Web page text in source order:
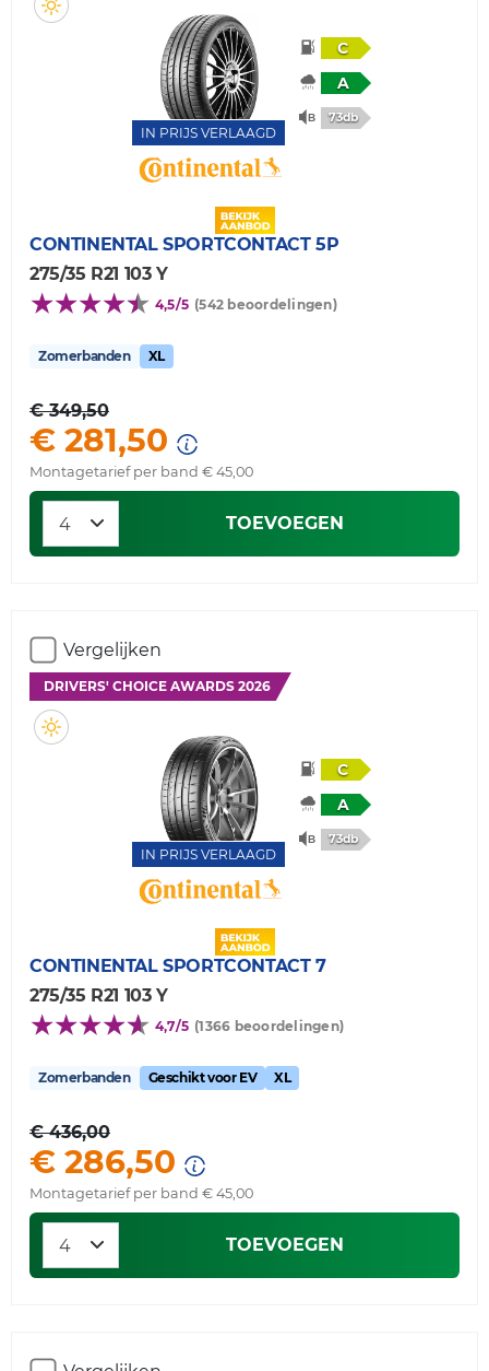
IN PRIJS VERLAAGD
C
A
73db
CONTINENTAL SPORTCONTACT 5P
275/35 R21 103 Y
4,5/5 (542 beoordelingen)
Zomerbanden XL
€ 349,50
€ 281,50
Montagetarief per band € 45,00
TOEVOEGEN
Vergelijken
DRIVERS' CHOICE AWARDS 2026
IN PRIJS VERLAAGD
C
A
73db
CONTINENTAL SPORTCONTACT 7
275/35 R21 103 Y
4,7/5 (1366 beoordelingen)
Zomerbanden Geschikt voor EV XL
€ 436,00
€ 286,50
Montagetarief per band € 45,00
TOEVOEGEN